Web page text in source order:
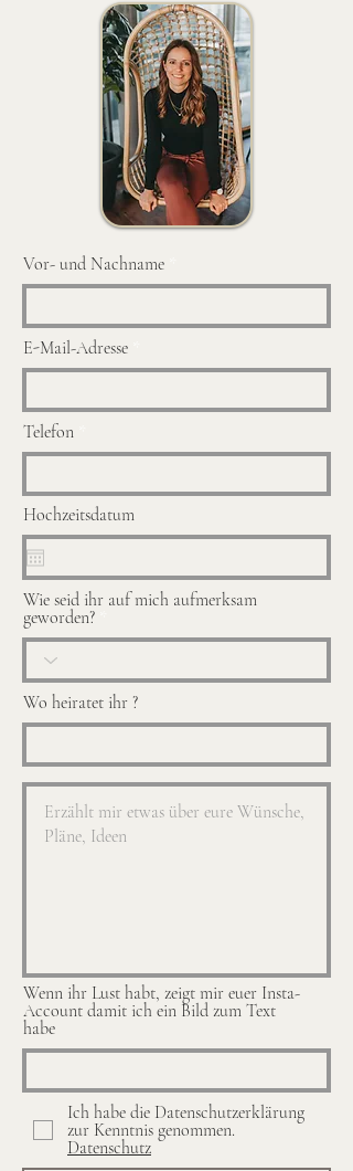
Vor- und Nachname
E-Mail-Adresse
Telefon
Hochzeitsdatum
Wie seid ihr auf mich aufmerksam
geworden?
Wo heiratet ihr ?
Wenn ihr Lust habt, zeigt mir euer Insta-
Account damit ich ein Bild zum Text
habe
Ich habe die Datenschutzerklärung
zur Kenntnis genommen.
Datenschutz